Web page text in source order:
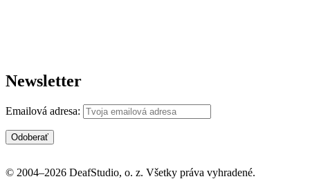
Newsletter
Emailová adresa:
© 2004–2026 DeafStudio, o. z. Všetky práva vyhradené.